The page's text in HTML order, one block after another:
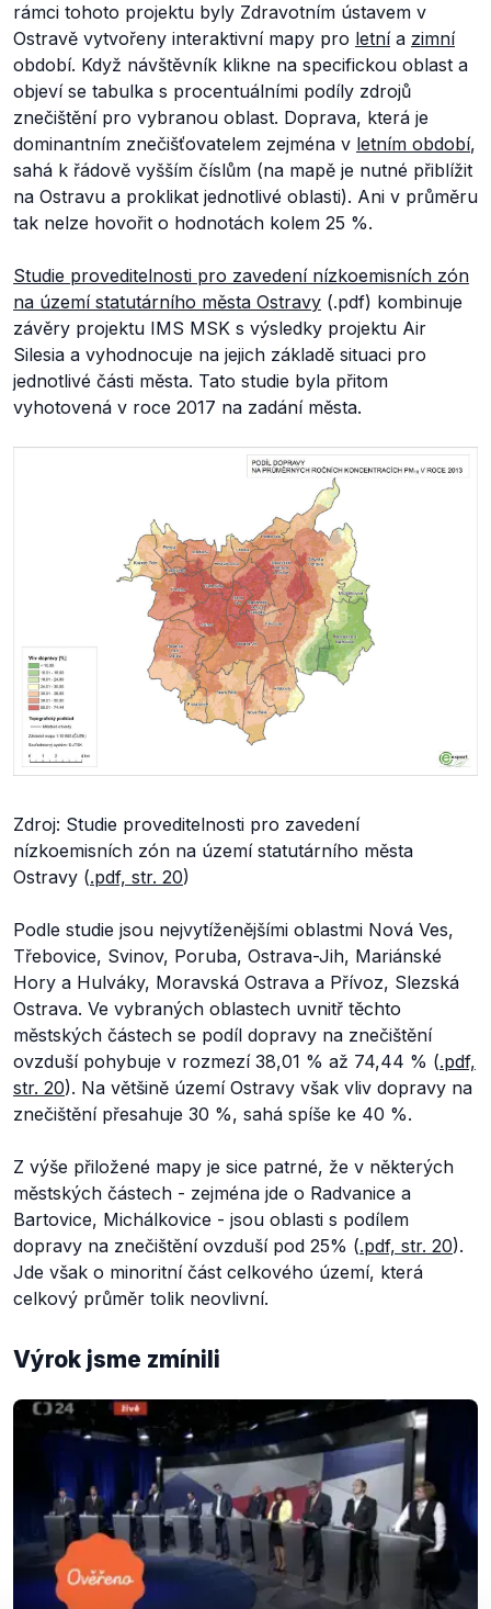
rámci tohoto projektu byly Zdravotním ústavem v
Ostravě vytvořeny interaktivní mapy pro letnía zimní
období. Když návštěvník klikne na specifickou oblast a
objeví se tabulka s procentuálními podíly zdrojů
znečištění pro vybranou oblast. Doprava, která je
dominantním znečišťovatelem zejména v letním období,
sahá k řádově vyšším číslům (na mapě je nutné přiblížit
na Ostravu a proklikat jednotlivé oblasti). Ani v průměru
tak nelze hovořit o hodnotách kolem 25 %.
Studie proveditelnosti pro zavedení nízkoemisních zón
na území statutárního města Ostravy (.pdf) kombinuje
závěry projektu IMS MSK s výsledky projektu Air
Silesia a vyhodnocuje na jejich základě situaci pro
jednotlivé části města. Tato studie byla přitom
vyhotovená v roce 2017 na zadání města.
Zdroj: Studie proveditelnosti pro zavedení
nízkoemisních zón na území statutárního města
Ostravy (.pdf, str. 20)
Podle studie jsou nejvytíženějšími oblastmi Nová Ves,
Třebovice, Svinov, Poruba, Ostrava-Jih, Mariánské
Hory a Hulváky, Moravská Ostrava a Přívoz, Slezská
Ostrava. Ve vybraných oblastech uvnitř těchto
městských částech se podíl dopravy na znečištění
ovzduší pohybuje v rozmezí 38,01 % až 74,44 % (.pdf,
str. 20). Na většině území Ostravy však vliv dopravy na
znečištění přesahuje 30 %, sahá spíše ke 40 %.
Z výše přiložené mapy je sice patrné, že v některých
městských částech - zejména jde o Radvanice a
Bartovice, Michálkovice - jsou oblasti s podílem
dopravy na znečištění ovzduší pod 25% (.pdf, str. 20).
Jde však o minoritní část celkového území, která
celkový průměr tolik neovlivní.
Výrok jsme zmínili